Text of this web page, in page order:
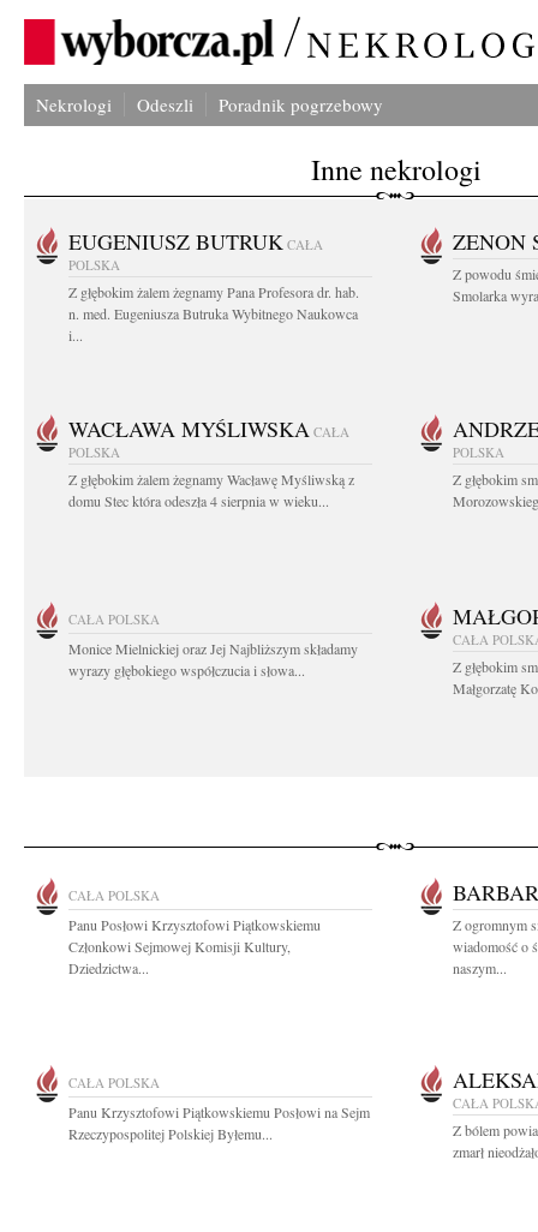
Nekrologi Odeszli Poradnik pogrzebowy
Inne nekrologi
EUGENIUSZ BUTRUK CAŁA
POLSKA
Z głębokim żalem żegnamy Pana Profesora dr. hab.
n. med. Eugeniusza Butruka Wybitnego Naukowca
i...
ZENON
Z powodu
Smolarka
WACŁAWA MYŚLIWSKA CAŁA
POLSKA
Z głębokim żalem żegnamy Wacławę Myśliwską z
domu Stec która odeszła 4 sierpnia w wieku...
POLSKA
Z głębokim
CAŁA POLSKA
Monice Mielnickiej oraz Jej Najbliższym składamy
wyrazy głębokiego współczucia i słowa...
CAŁA
Z głębokim
Małgorzatę
CAŁA POLSKA
Panu Posłowi Krzysztofowi Piątkowskiemu
Członkowi Sejmowej Komisji Kultury,
Dziedzictwa...
Z ogromnym
wiadomość o
naszym...
CAŁA POLSKA
Panu Krzysztofowi Piątkowskiemu Posłowi na Sejm
Rzeczypospolitej Polskiej Byłemu...
CAŁA
Z bólem
zmarł